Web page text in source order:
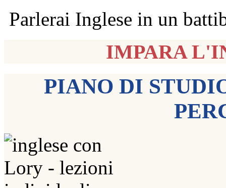
Parlerai Inglese in un
IMPARA
PIANO DI